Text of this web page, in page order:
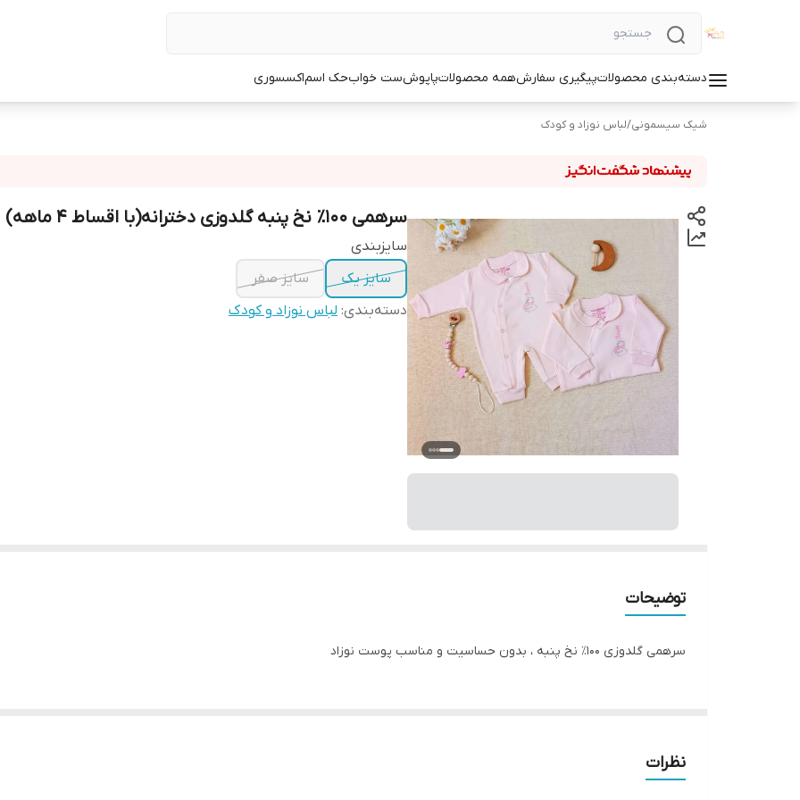
دسته‌بندی محصولاتپیگیری سفارشهمه محصولاتپاپوشست خوابحک اسماکسسوری
شیک سیسمونی/لباس نوزاد و کودک
سرهمی ۱۰۰٪ نخ پنبه گلدوزی دخترانه(با اقساط ۴ ماهه)
سایزبندی
سایز یک
سایز صفر
دسته‌بندی: لباس نوزاد و کودک
توضیحات
سرهمی گلدوزی ۱۰۰٪ نخ پنبه ، بدون حساسیت و مناسب پوست نوزاد
نظرات